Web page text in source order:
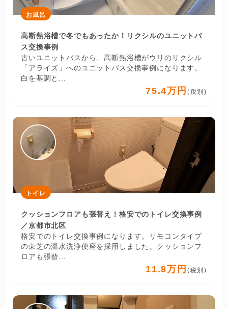
お風呂
高断熱浴槽で冬でもあったか！リクシルのユニットバ
ス交換事例
古いユニットバスから、高断熱浴槽がウリのリクシル
「アライズ」へのユニットバス交換事例になります。
白を基調と...
75.4万円 (税別)
トイレ
クッションフロアも張替え！格安でのトイレ交換事例
／京都市北区
格安でのトイレ交換事例になります。リモコンタイプ
の東芝の温水洗浄便座を採用しました。クッションフ
ロアも張替...
11.8万円 (税別)